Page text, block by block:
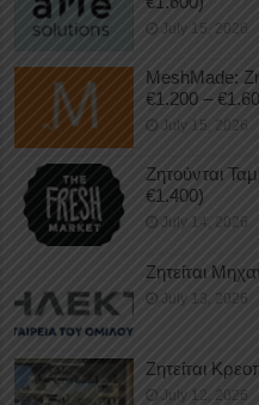
July 15, 2026
MeshMade:
€1.200 –
July 15, 2026
Ζητούνται
€1.400)
July 14, 2026
Ζητείται
July 13, 2026
Ζητείται
July 12, 2026